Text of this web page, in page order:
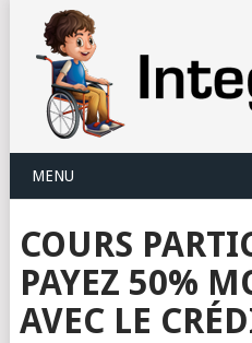
MENU
COURS
PAYEZ 50%
AVEC LE
Panneau de gestion des cookies